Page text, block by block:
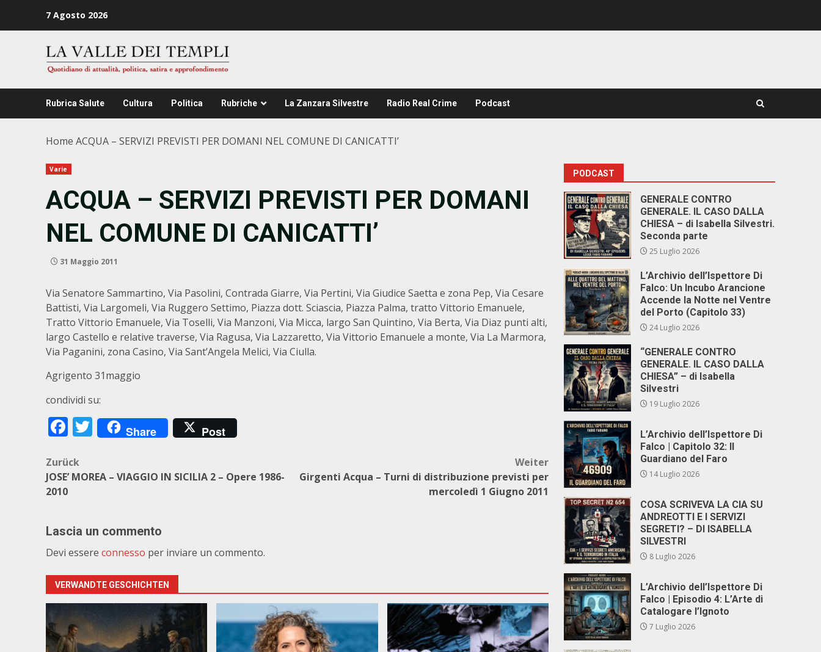
7 Agosto 2026
Rubrica Salute Cultura Politica Rubriche La Zanzara Silvestre Radio Real Crime Podcast
Home ACQUA – SERVIZI PREVISTI PER DOMANI NEL COMUNE DI CANICATTI’
Varie
ACQUA – SERVIZI PREVISTI PER DOMANI
NEL COMUNE DI CANICATTI’
31 Maggio 2011
Via Senatore Sammartino, Via Pasolini, Contrada Giarre, Via Pertini, Via Giudice Saetta e zona Pep, Via Cesare
Battisti, Via Largomeli, Via Ruggero Settimo, Piazza dott. Sciascia, Piazza Palma, tratto Vittorio Emanuele,
Tratto Vittorio Emanuele, Via Toselli, Via Manzoni, Via Micca, largo San Quintino, Via Berta, Via Diaz punti alti,
largo Castello e relative traverse, Via Ragusa, Via Lazzaretto, Via Vittorio Emanuele a monte, Via La Marmora,
Via Paganini, zona Casino, Via Sant’Angela Melici, Via Ciulla.
Agrigento 31maggio
condividi su:
Facebook
Twitter
Share Post
Beitragsnavigation
Zurück
JOSE’ MOREA – VIAGGIO IN SICILIA 2 – Opere 1986-
2010
Weiter
Girgenti Acqua – Turni di distribuzione previsti per
mercoledì 1 Giugno 2011
Lascia un commento
Devi essere connesso per inviare un commento.
VERWANDTE GESCHICHTEN
PODCAST
GENERALE CONTRO
GENERALE. IL CASO DALLA
CHIESA – di Isabella Silvestri.
Seconda parte
25 Luglio 2026
L’Archivio dell’Ispettore Di
Falco: Un Incubo Arancione
Accende la Notte nel Ventre
del Porto (Capitolo 33)
24 Luglio 2026
“GENERALE CONTRO
GENERALE. IL CASO DALLA
CHIESA” – di Isabella
Silvestri
19 Luglio 2026
L’Archivio dell’Ispettore Di
Falco | Capitolo 32: Il
Guardiano del Faro
14 Luglio 2026
COSA SCRIVEVA LA CIA SU
ANDREOTTI E I SERVIZI
SEGRETI? – DI ISABELLA
SILVESTRI
8 Luglio 2026
L’Archivio dell’Ispettore Di
Falco | Episodio 4: L’Arte di
Catalogare l’Ignoto
7 Luglio 2026